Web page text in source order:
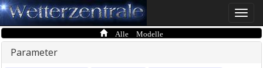
Toggle
Alle Modelle
Parameter